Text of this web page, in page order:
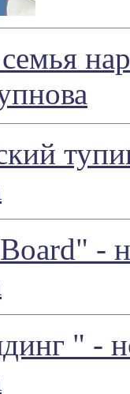
-
" -